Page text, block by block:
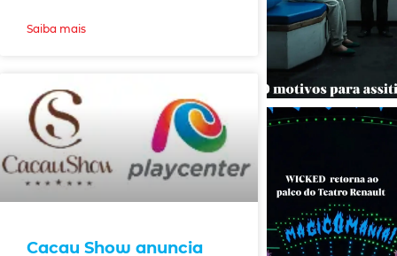
Saiba mais
Cacau Show anuncia